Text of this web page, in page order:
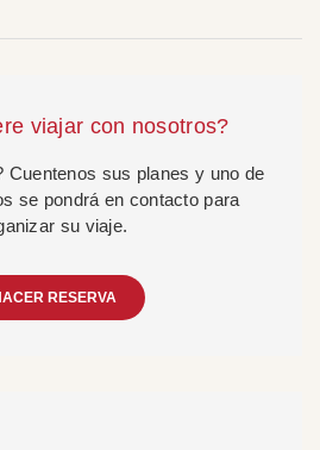
viajar con nosotros?
Cuentenos sus planes y uno de
se pondrá en contacto para
su viaje.
RESERVA